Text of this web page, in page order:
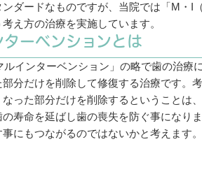
ダードなものですが、当院では「M・I
え方の治療を実施しています。
ーベンションとは
ルインターベンション」の略で歯の治
分だけを削除して修復する治療です。
なった部分だけを削除するということは
寿命を延ばし歯の喪失を防ぐ事になり
にもつながるのではないかと考えます。